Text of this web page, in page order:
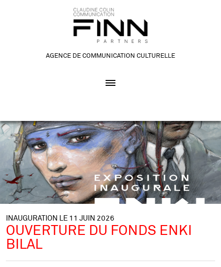
AGENCE DE COMMUNICATION CULTURELLE
INAUGURATION LE 11 JUIN 2026
OUVERTURE DU FONDS ENKI
BILAL